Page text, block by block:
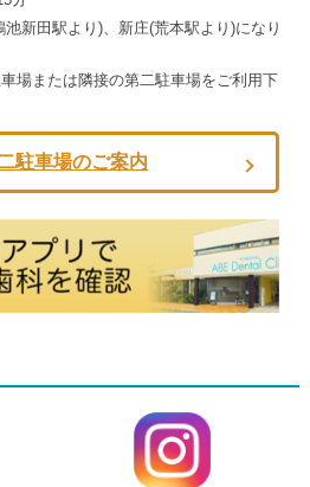
新田駅より)、新庄(荒本駅より)になり
場または隣接の第二駐車場をご利用下
駐車場のご案内